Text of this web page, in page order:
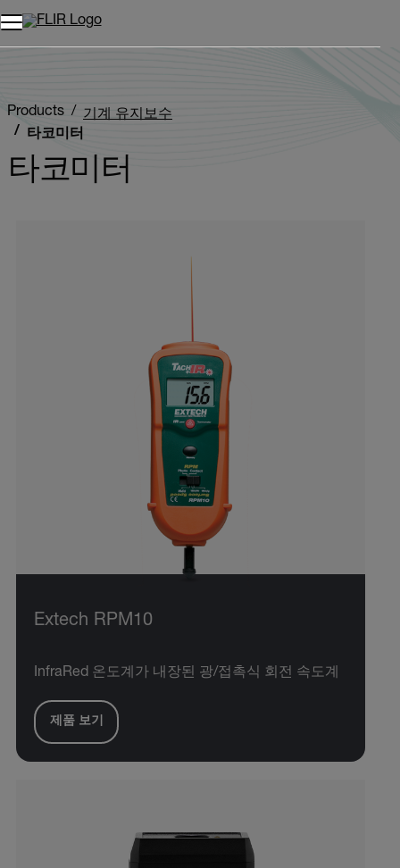
Products
기계 유지보수
타코미터
타코미터
Extech RPM10
InfraRed 온도계가 내장된 광/접촉식 회전 속도계
제품 보기